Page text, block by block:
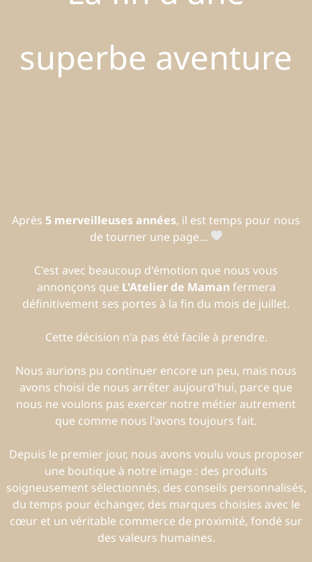
superbe aventure
Après 5 merveilleuses années, il est temps pour nous
de tourner une page…
C'est avec beaucoup d'émotion que nous vous
annonçons que L'Atelier de Maman fermera
définitivement ses portes à la fin du mois de juillet.
Cette décision n'a pas été facile à prendre.
Nous aurions pu continuer encore un peu, mais nous
avons choisi de nous arrêter aujourd'hui, parce que
nous ne voulons pas exercer notre métier autrement
que comme nous l'avons toujours fait.
Depuis le premier jour, nous avons voulu vous proposer
une boutique à notre image : des produits
soigneusement sélectionnés, des conseils personnalisés,
du temps pour échanger, des marques choisies avec le
cœur et un véritable commerce de proximité, fondé sur
des valeurs humaines.